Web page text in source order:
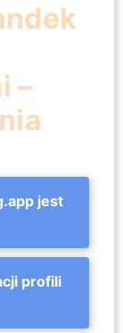
–
jest
profili